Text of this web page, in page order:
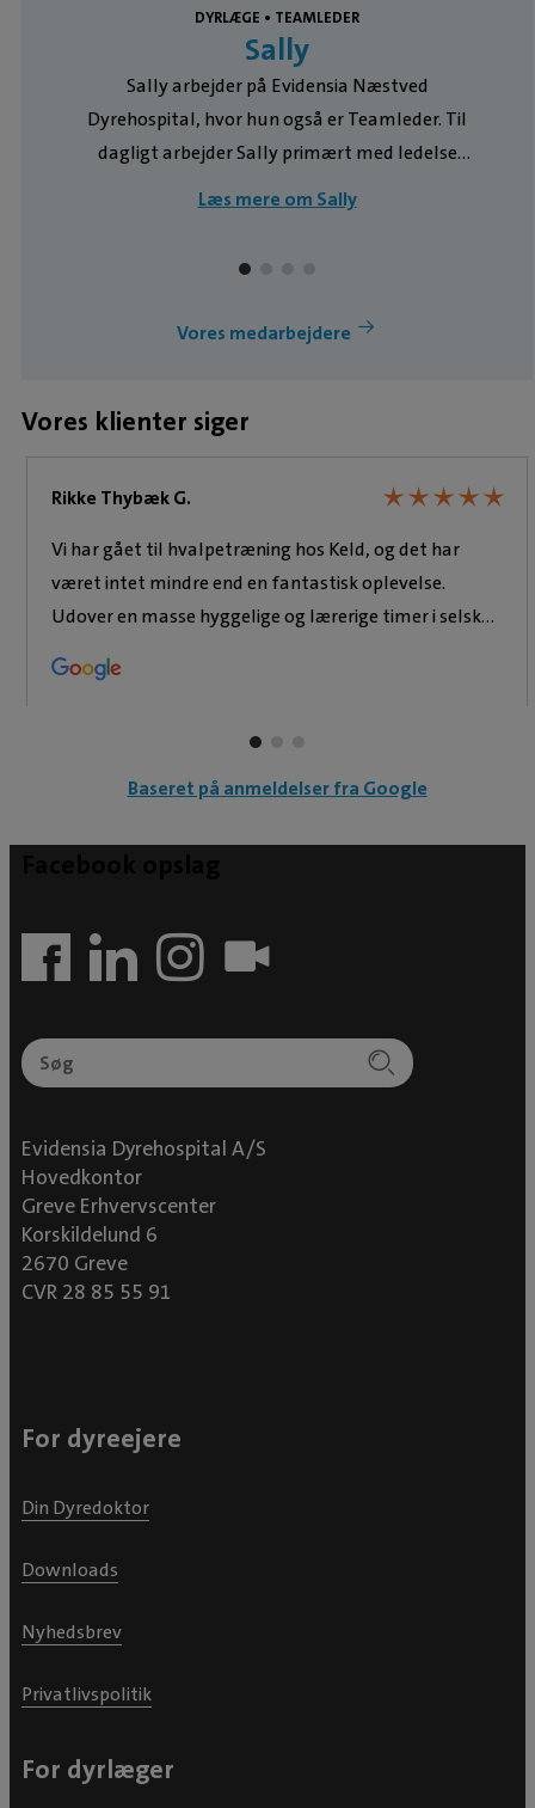
DYRLÆGE • TEAMLEDER
Sally
Sally arbejder på Evidensia Næstved
Dyrehospital, hvor hun også er Teamleder. Til
dagligt arbejder Sally primært med ledelse
konsultationer, udredninger og behandlinger af
for medicinske patienter, bløddelskirurgi,
tandbehandlinger m.v. samt ledelse. Dyr: Saluki
blanding ”Lille My" født i 2008, Maine Coon kat
”Jenle” født i 2021 et par dværgvædderkaniner.
Tidligere også heste og ponyer - nu mest
Evidensia Næstved Dyrehospital siden 2022.
Tidligere har Sally arbejdet på Ringsted
Dyreklinik, Land og By Dyreklinik, Frederikshavn
Dyrehospital, AniCura Gistrup Dyrehospital,
Københavns Universitet. Kurser og
efteruddannelse: Sally har desuden adskillige
Læs mere om Sally
Vores medarbejdere
Vores klienter siger
Rikke Thybæk G. ★★★★★
★★★★★
Vi har gået til hvalpetræning hos Keld, og det har
været intet mindre end en fantastisk oplevelse.
Udover en masse hyggelige og lærerige timer i selskab
rolig og afbalanceret familiehund, lige som vi
individualisere, så alle opnår de resultater, man
ønsker. Kæmpe anbefaling herfra, og vi ville ønske, vi
fremover. Hilsen “Bitten” 🐶
Baseret på anmeldelser fra Google
Evidensia Dyrehospital A/S
Hovedkontor
Greve Erhvervscenter
Korskildelund 6
2670 Greve
CVR 28 85 55 91
For dyreejere
Din Dyredoktor
Downloads
Nyhedsbrev
Privatlivspolitik
For dyrlæger